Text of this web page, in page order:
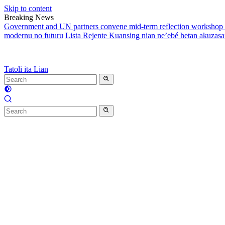
Skip to content
Breaking News
Government and UN partners convene mid-term reflection
modernu no futuru Lista Rejente Kuansing nian ne’ebé hetan
Tatoli ita Lian